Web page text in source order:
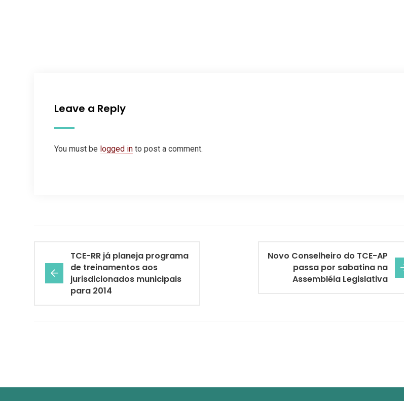
Leave a Reply
You must be logged in to post a comment.
TCE-RR já planeja programa
de treinamentos aos
jurisdicionados municipais
para 2014
Novo Conselheiro do TCE-AP
passa por sabatina na
Assembléia Legislativa